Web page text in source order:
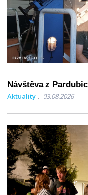
Návštěva z Pardubic
Aktuality 03.08.2026